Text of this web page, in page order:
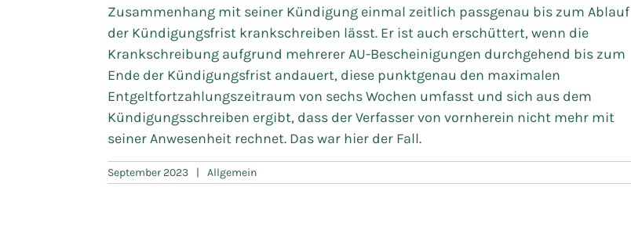
Zusammenhang mit seiner Kündigung einmal zeitlich passgenau bis zum Ablauf
der Kündigungsfrist krankschreiben lässt. Er ist auch erschüttert, wenn die
Krankschreibung aufgrund mehrerer AU-Bescheinigungen durchgehend bis zum
Ende der Kündigungsfrist andauert, diese punktgenau den maximalen
Entgeltfortzahlungszeitraum von sechs Wochen umfasst und sich aus dem
Kündigungsschreiben ergibt, dass der Verfasser von vornherein nicht mehr mit
seiner Anwesenheit rechnet. Das war hier der Fall.
September 2023 | Allgemein